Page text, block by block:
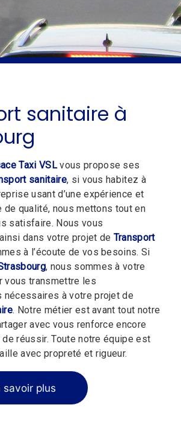
sanitaire à
Taxi VSLvous propose ses
sanitaire, si vous habitez à
usant d’une expérience et
de qualité, nous mettons tout en
satisfaire. Nous vous
dans votre projet de Transport
à l’écoute de vos besoins. Si
, nous sommes à votre
vous transmettre les
nécessaires à votre projet de
. Notre métier est avant tout notre
avec vous renforce encore
réussir. Toute notre équipe est
avec propreté et rigueur.
savoir plus